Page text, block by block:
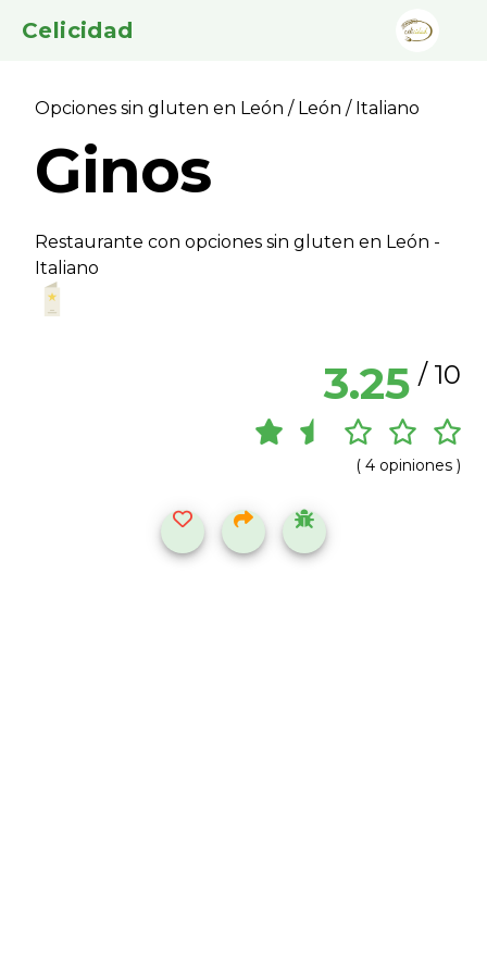
Celicidad
Opciones sin gluten en León / León / Italiano
Ginos
Restaurante con opciones sin gluten en León -
Italiano
3.25 / 10
( 4 opiniones )